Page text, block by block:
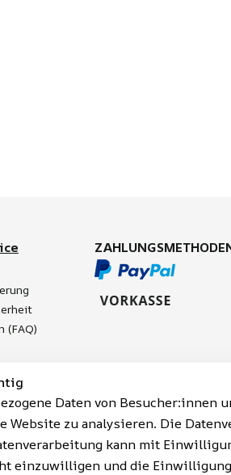
Daten von Besucher:innen
zu analysieren. Die
kann mit
einzuwilligen und die
(FAQ)